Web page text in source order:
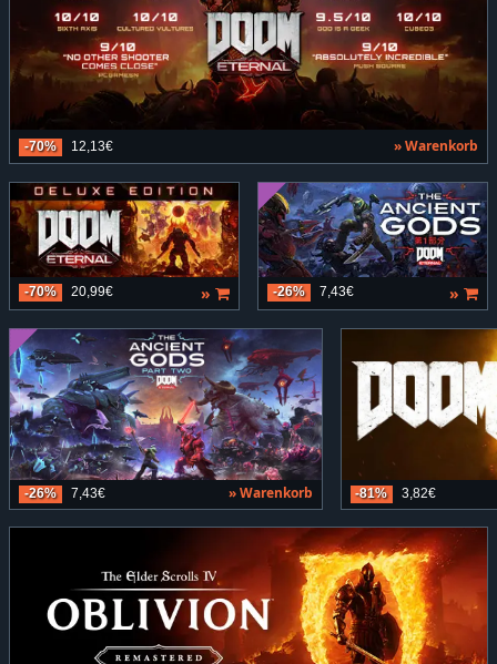
-70% 12,13€ » Warenkorb
-70% 20,99€ » -26% 7,43€ »
-26% 7,43€ » Warenkorb -81% 3,82€